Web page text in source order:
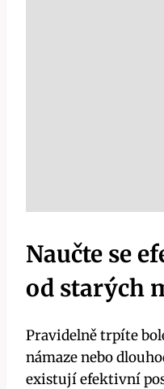
Naučte se
od starých
Pravidelně trpíte
námaze nebo
existují ‌efektivní